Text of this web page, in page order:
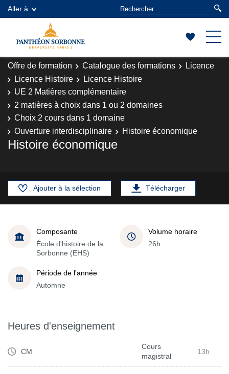
Aller à
Offre de formation Catalogue des formations
Licence
Licence Histoire
Licence Histoire
UE 2 Matières complémentaire
2 matières à choix dans 1 ou 2 domaines
Choix 2 cours dans 1 domaine
Ouverture interdisciplinaire
Histoire économique
Histoire économique
Ajouter à la sélection Télécharger
Composante
École d'histoire de la
Sorbonne (EHS)
Volume horaire
26h
Période de l'année
Automne
Heures d'enseignement
CM
Cours
magistral
13h